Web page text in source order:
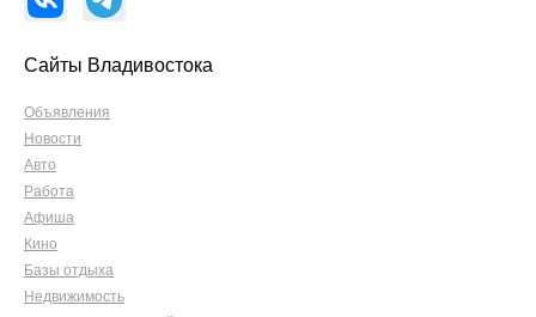
Сайты Владивостока
Объявления
Новости
Авто
Работа
Афиша
Кино
Базы отдыха
Недвижимость